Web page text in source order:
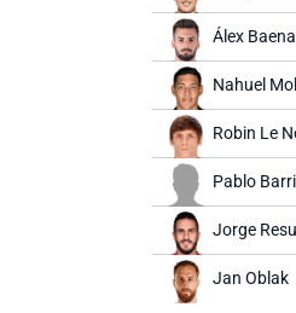
Álex Baena
Nahuel
Robin Le
Pablo
Jorge
Jan Oblak